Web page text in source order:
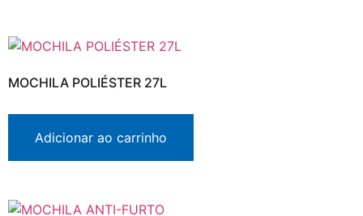
MOCHILA POLIÉSTER 27L
Adicionar ao carrinho